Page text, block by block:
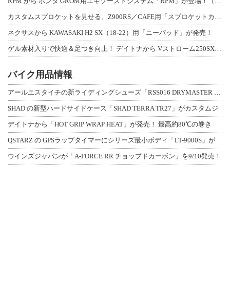
カスタムスプロケットを見せる、Z900RS／CAFE用「スプロケットカバーフルキ
ネクサスから KAWASAKI H2 SX（18-22）用「ニーパッド」が発売！
ゲル素材入りで快適＆足つき向上！ デイトナから Vストローム250SX用「快適ロ
バイク用品情報
アールエスタイチの新ライディングシューズ「RSS016 DRYMASTER スト
SHAD の新型ハードサイドケース「SHAD TERRA TR27」がカスタムジ
デイトナから「HOT GRIP WRAP HEAT」が発売！ 最高約80℃の巻き
QSTARZ の GPSラップタイマーにシリーズ最小ボディ「LT-9000S」が
ウインズジャパンが「A-FORCE RR チョップドカーボン」を9/10発売！